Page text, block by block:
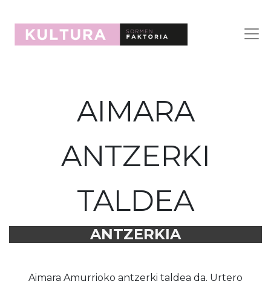
AIMARA
ANTZERKI
TALDEA
ANTZERKIA
Aimara Amurrioko antzerki taldea da. Urtero